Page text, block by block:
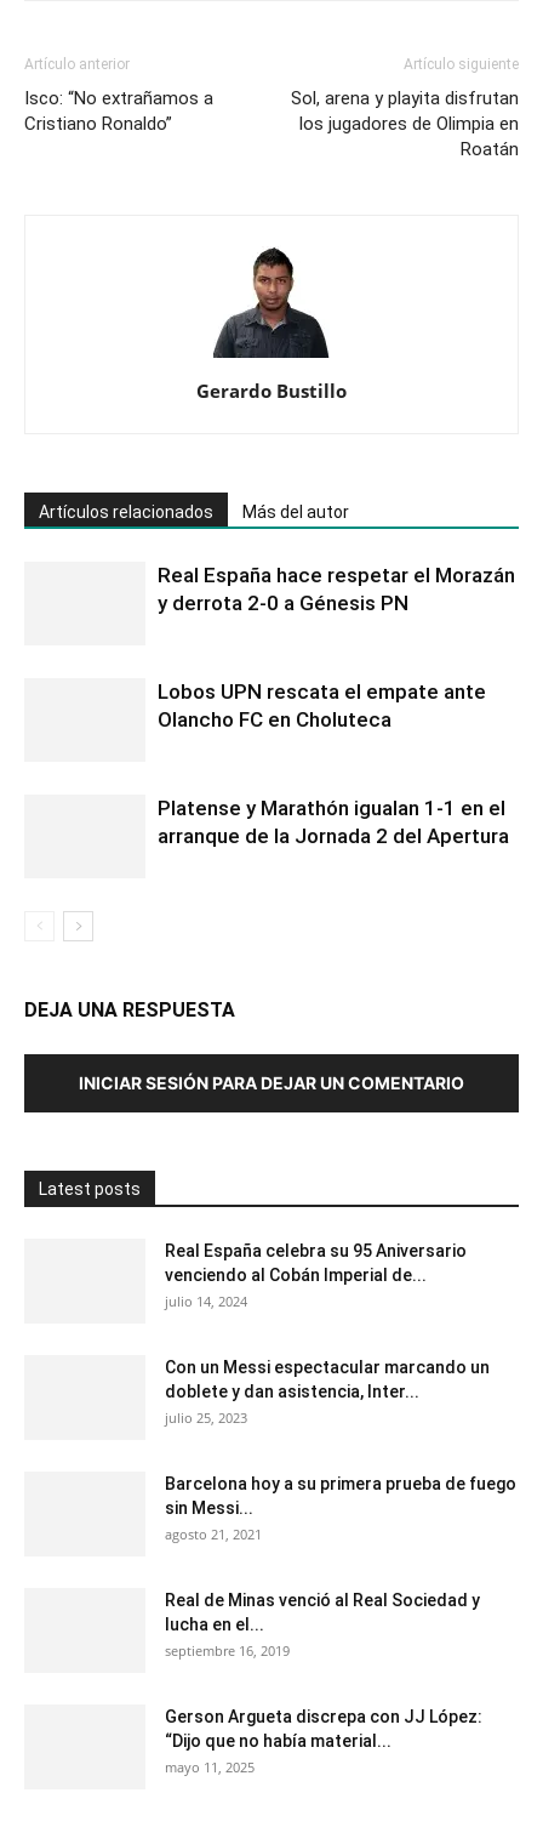
Artículo anterior
Isco: “No extrañamos a
Cristiano Ronaldo”
Artículo siguiente
Sol, arena y playita disfrutan
los jugadores de Olimpia en
Roatán
Gerardo Bustillo
Artículos relacionados Más del autor
Real España hace respetar el Morazán
y derrota 2-0 a Génesis PN
Lobos UPN rescata el empate ante
Olancho FC en Choluteca
Platense y Marathón igualan 1-1 en el
arranque de la Jornada 2 del Apertura
DEJA UNA RESPUESTA
INICIAR SESIÓN PARA DEJAR UN COMENTARIO
Latest posts
Real España celebra su 95 Aniversario
venciendo al Cobán Imperial de...
julio 14, 2024
Con un Messi espectacular marcando un
doblete y dan asistencia, Inter...
julio 25, 2023
Barcelona hoy a su primera prueba de fuego
sin Messi...
agosto 21, 2021
Real de Minas venció al Real Sociedad y
lucha en el...
septiembre 16, 2019
Gerson Argueta discrepa con JJ López:
“Dijo que no había material...
mayo 11, 2025